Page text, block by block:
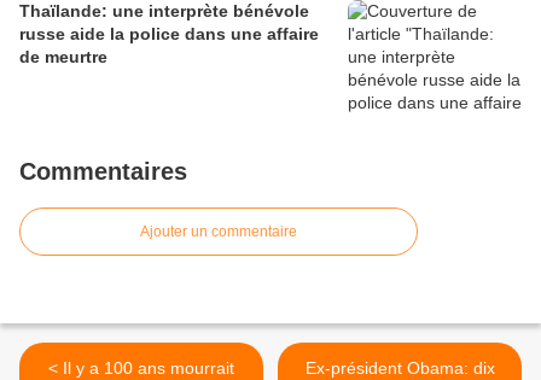
Thaïlande: une interprète bénévole
russe aide la police dans une affaire
de meurtre
Commentaires
Ajouter un commentaire
< Il y a 100 ans mourrait
Ex-président Obama: dix